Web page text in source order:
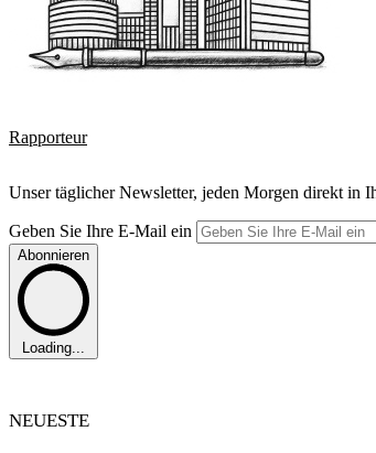
Rapporteur
Unser täglicher Newsletter, jeden Morgen direkt in
Geben Sie Ihre E-Mail ein
Abonnieren
Loading...
NEUESTE